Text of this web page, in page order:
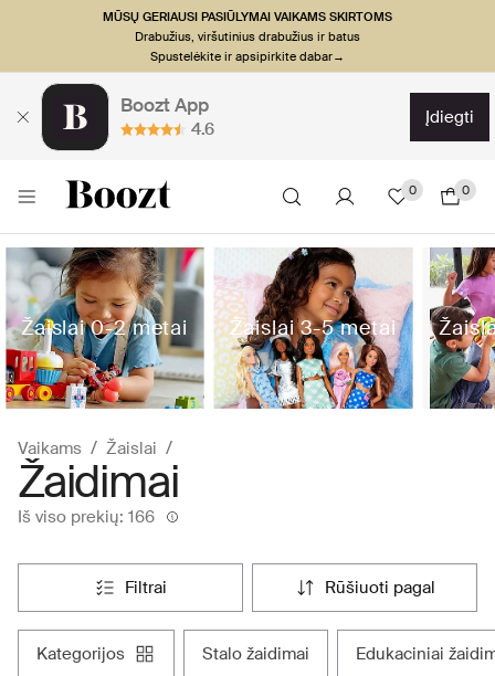
MŪSŲ GERIAUSI PASIŪLYMAI VAIKAMS SKIRTOMS
Drabužius, viršutinius drabužius ir batus
Spustelėkite ir apsipirkite dabar→
Boozt App
4.6
įdiegti
0 0
Žaislai 0-2 metai Žaislai 3-5 metai
Vaikams Žaislai
Žaidimai
Iš viso prekių: 166
filtrai rūšiuoti pagal
kategorijos stalo žaidimai edukaciniai